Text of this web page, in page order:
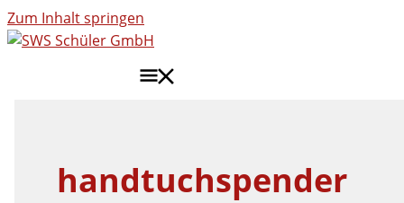
Zum Inhalt springen
handtuchspender